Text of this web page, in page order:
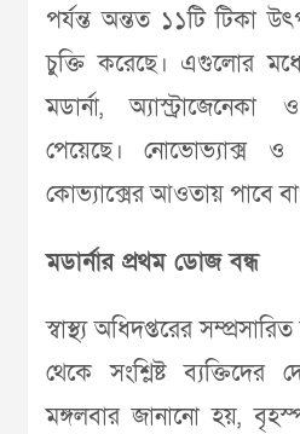
পর্যন্ত অন্তত ১১টি টিকা
চুক্তি করেছে। এগুলোর
মডার্না,
পেয়েছে। নোভোভ্যাক্স ও
কোভ্যাক্সের আওতায় পাবে
মডার্নার প্রথম ডোজ বন্ধ
স্বাস্থ্য অধিদপ্তরের
থেকে সংশ্লিষ্ট ব্যক্তিদের
মঙ্গলবার জানানো হয়,